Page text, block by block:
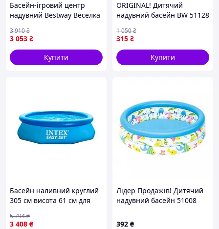
Басейн-ігровий центр
надувний Bestway Веселка
3 053 ₴
3 910₴
Купити
ORIGINAL! Дитячий
надувний басейн BW 51128
MegaTorg.com.ua
315 ₴
1 050₴
Купити
Басейн наливний круглий
305 см висота 61 см для
3 408 ₴
5 794₴
Лідер Продажів! Дитячий
надувний басейн 51008
КлікБай
392 ₴